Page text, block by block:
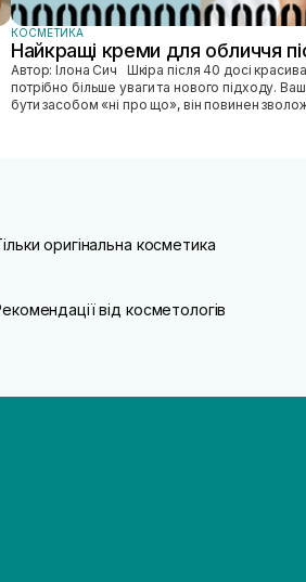
КОСМЕТИКА
Найкращі креми для обличчя
Автор: Ілона Сич Шкіра після 40 досі красива та молода, просто їй
потрібно більше уваги та нового підходу.
бути засобом «ні про що», він повинен
оригінальна косметика
від косметологів